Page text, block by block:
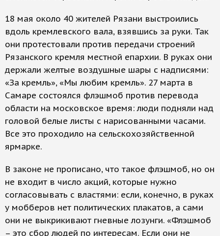
18 мая около 40 жителей Рязани выстроились
вдоль кремлевского вала, взявшись за руки. Так
они протестовали против передачи строений
Рязанского кремля местной епархии. В руках они
держали желтые воздушные шары с надписями:
«За кремль», «Мы любим кремль». 27 марта в
Самаре состоялся флэшмоб против перевода
области на московское время: люди подняли над
головой белые листы с нарисованными часами.
Все это проходило на сельскохозяйственной
ярмарке.
В законе не прописано, что такое флэшмоб, но он
не входит в число акций, которые нужно
согласовывать с властями: если, конечно, в руках
у мобберов нет политических плакатов, а сами
они не выкрикивают гневные лозунги. «Флэшмоб
– это сбор людей по интересам. Если они не